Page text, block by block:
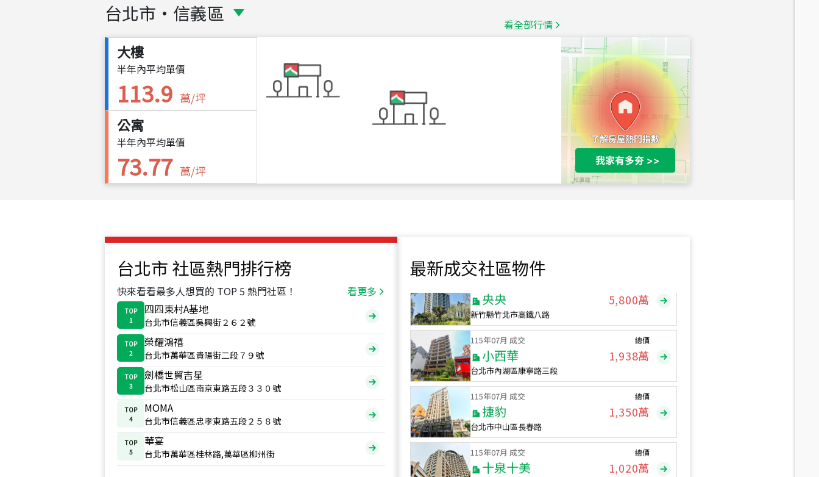
台北市 ・ 信義區 看全部行情
大樓
半年內平均單價
113.9 萬/坪
公寓
半年內平均單價
73.77 萬/坪
台北市 社區熱門排行榜
快來看看最多人想買的 TOP 5 熱門社區！ 看更多
TOP
1
四四東村A基地
台北市信義區吳興街２６２號
TOP
2
榮耀鴻禧
台北市萬華區貴陽街二段７９號
TOP
3
劍橋世貿吉星
台北市松山區南京東路五段３３０號
TOP
4
MOMA
台北市信義區忠孝東路五段２５８號
TOP
5
華宴
台北市萬華區桂林路,萬華區柳州街
最新成交社區物件
台北市中山區長春路
1,020萬
總價
490萬
新竹市新竹市慈祥路
總價
1,808萬
115年07月 成交
新竹縣竹北市高鐵八路
115年07月 成交
小西華
台北市內湖區康寧路三段
總價
1,938萬
115年07月 成交
捷豹
台北市中山區長春路
總價
1,350萬
115年07月 成交
十泉十美
台北市北投區光明路
總價
1,020萬